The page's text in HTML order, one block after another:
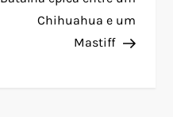
Chihuahua e um
Mastiff